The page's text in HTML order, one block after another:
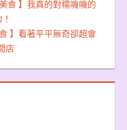
食 】我真的對糯嘰嘰的
】看著平平無奇卻超會
店